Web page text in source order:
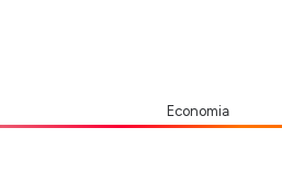
Economia